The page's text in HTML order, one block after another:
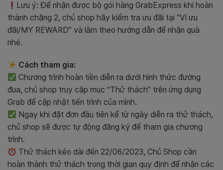
Lưu ý: Để nhận được bộ gói hàng GrabExpress khi hoàn
thành chặng 2, chủ shop hãy kiểm tra ưu đãi tại “Ví ưu
đãi/MY REWARD” và làm theo hướng dẫn để nhận quà
nhé.
Cách tham gia:
Chương trình hoàn tiền diễn ra dưới hình thức đường
đua, chủ shop truy cập mục “Thử thách” trên ứng dụng
Grab để cập nhật tiến trình của mình.
Ngay khi đặt đơn đầu tiên kể từ ngày diễn ra thử thách,
chủ shop sẽ được tự động đăng ký để tham gia chương
trình.
Thử thách kéo dài đến 22/06/2023, Chủ Shop cần
hoàn thành thử thách trong thời gian quy định để nhận các